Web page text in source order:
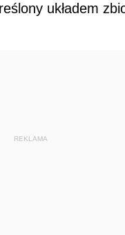
układem
REKLAMA